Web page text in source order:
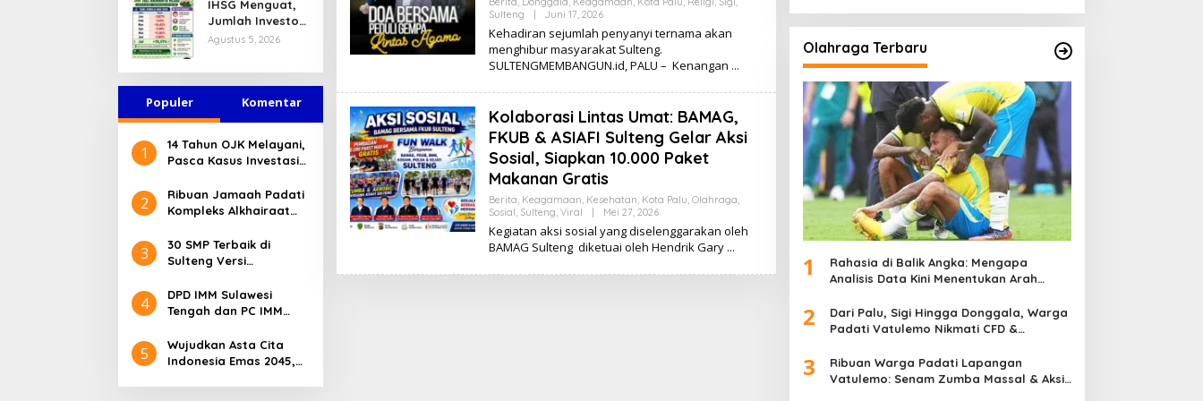
Jasa Keuangan
Tetap Terjaga
IHSG Menguat,
Jumlah Investor
Pasar Modal
Agustus 5, 2026
Populer Komentar
1
14 Tahun OJK Melayani,
Pasca Kasus Investasi
Sulteng Menilai Peran
OJK Sangat Penting
2
Ribuan Jamaah Padati
Kompleks Alkhairaat
Nasional dan Daerah
Hadir
3
30 SMP Terbaik di
Sulteng Versi
4
DPD IMM Sulawesi
Tengah dan PC IMM
Mantan Kapolresta
Palu
5
Wujudkan Asta Cita
Indonesia Emas 2045,
Sulteng
Juni 17, 2026O
E
H
K
K
Kehadiran sejumlah penyanyi ternama akan
menghibur masyarakat Sulteng.
SULTENGMEMBANGUN.id, PALU – Kenangan
Kolaborasi Lintas Umat: BAMAG,
FKUB & ASIAFI Sulteng Gelar Aksi
Sosial, Siapkan 10.000 Paket
Makanan Gratis
Berita, Keagamaan, Kesehatan, Kota Palu, Olahraga,
Sosial, Sulteng, Viral Mei 27, 2026O
E
H
I
Kegiatan aksi sosial yang diselenggarakan oleh
BAMAG Sulteng diketuai oleh Hendrik Gary
Olahraga Terbaru
1
Rahasia di Balik Angka: Mengapa
Analisis Data Kini Menentukan Arah
2
Dari Palu, Sigi Hingga Donggala, Warga
Padati Vatulemo Nikmati CFD &
3
Ribuan Warga Padati Lapangan
Vatulemo: Senam Zumba Massal & Aksi